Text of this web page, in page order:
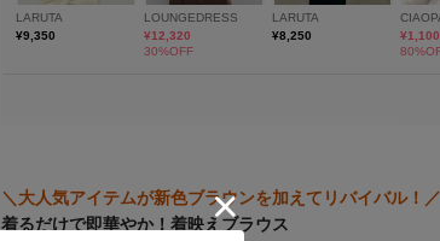
＼大人気アイテムが新色ブラウンを加えてリバイバル！／
着るだけで即華やか！着映えブラウス